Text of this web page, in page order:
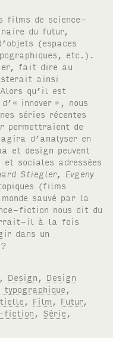
films de science-
du futur,
(espaces
etc.).
fait dire au
ainsi
qu’il est
innover », nous
séries récentes
permettraient de
d’analyser en
et design peuvent
sociales adressées
Stiegler, Evgeny
(films
sauvé par la
fiction nous dit du
il à la fois
dans un
?
Design
Design
typographique
Film Futur,
fiction Série